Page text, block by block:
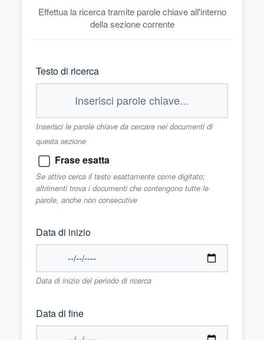
Effettua la ricerca tramite parole chiave all'interno
della sezione corrente
Testo di ricerca
Inserisci le parole chiave da cercare nei documenti di
questa sezione
Frase esatta
Se attivo cerca il testo esattamente come digitato;
altrimenti trova i documenti che contengono tutte le
parole, anche non consecutive
Data di inizio
Data di inizio del periodo di ricerca
Data di fine